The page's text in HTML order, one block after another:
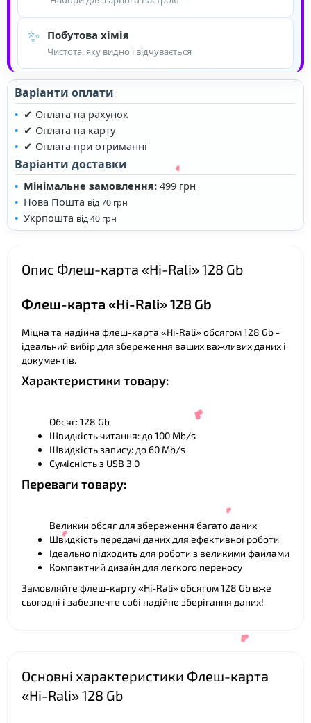
✨ Побутова хімія
Чистота, яку видно і відчувається
Варіанти оплати
✔ Оплата на рахунок
✔ Оплата на карту
✔ Оплата при отриманні
Варіанти доставки
Мінімальне замовлення: 499 грн
Нова Пошта від 70 грн
Укрпошта від 40 грн
Опис Флеш-карта «Hi-Rali» 128 Gb
Флеш-карта «Hi-Rali» 128 Gb
Міцна та надійна флеш-карта «Hi-Rali» обсягом 128 Gb -
ідеальний вибір для збереження ваших важливих даних і
документів.
Характеристики товару:
Обсяг: 128 Gb
Швидкість читання: до 100 Mb/s
Швидкість запису: до 60 Mb/s
Сумісність з USB 3.0
Переваги товару:
Великий обсяг для збереження багато даних
Швидкість передачі даних для ефективної роботи
Ідеально підходить для роботи з великими файлами
Компактний дизайн для легкого переносу
Замовляйте флеш-карту «Hi-Rali» обсягом 128 Gb вже
сьогодні і забезпечте собі надійне зберігання даних!
Основні характеристики Флеш-карта
«Hi-Rali» 128 Gb
❤
❤
❤